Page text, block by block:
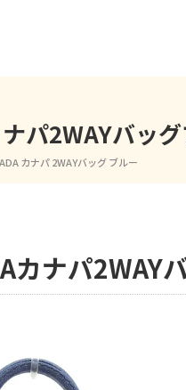
パ2WAYバッ
カナパ 2WAYバッグ ブルー
カナパ2WAY